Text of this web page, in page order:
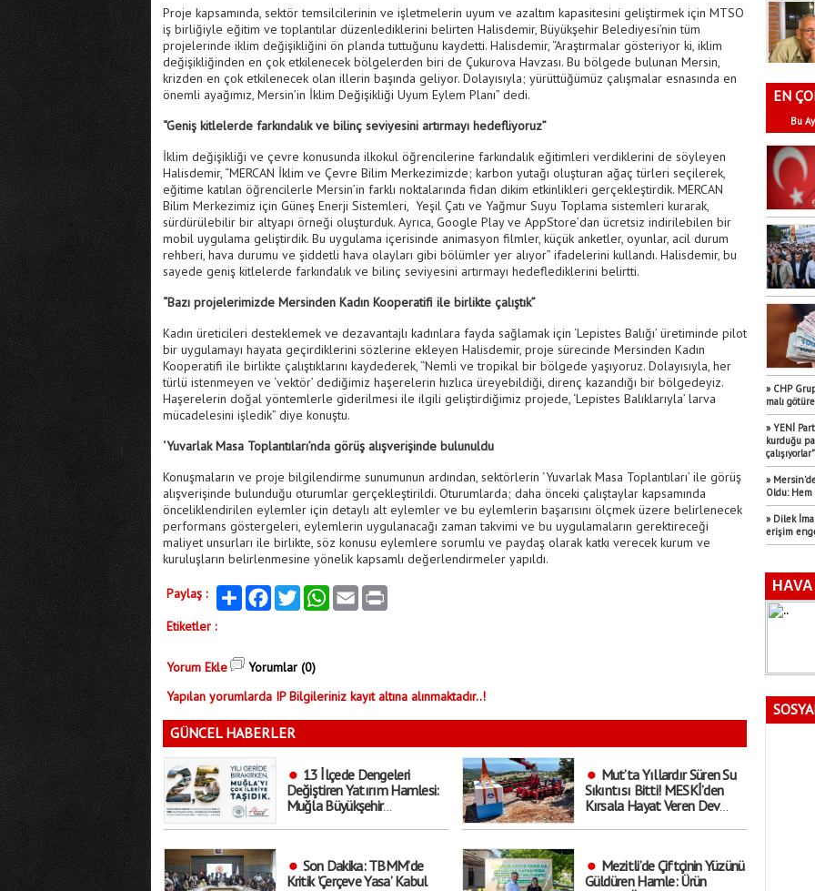
Proje kapsamında, sektör temsilcilerinin ve işletmelerin uyum ve azaltım kapasitesini geliştirmek için MTSO
iş birliğiyle eğitim ve toplantılar düzenlediklerini belirten Halisdemir, Büyükşehir Belediyesi’nin tüm
projelerinde iklim değişikliğini ön planda tuttuğunu kaydetti. Halisdemir, “Araştırmalar gösteriyor ki, iklim
değişikliğinden en çok etkilenecek bölgelerden biri de Çukurova Havzası. Bu bölgede bulunan Mersin,
krizden en çok etkilenecek olan illerin başında geliyor. Dolayısıyla; yürüttüğümüz çalışmalar esnasında en
önemli ayağımız, Mersin’in İklim Değişikliği Uyum Eylem Planı” dedi.
“Geniş kitlelerde farkındalık ve bilinç seviyesini artırmayı hedefliyoruz”
İklim değişikliği ve çevre konusunda ilkokul öğrencilerine farkındalık eğitimleri verdiklerini de söyleyen
Halisdemir, “MERCAN İklim ve Çevre Bilim Merkezimizde; karbon yutağı oluşturan ağaç türleri seçilerek,
eğitime katılan öğrencilerle Mersin’in farklı noktalarında fidan dikim etkinlikleri gerçekleştirdik. MERCAN
Bilim Merkezimiz için Güneş Enerji Sistemleri, Yeşil Çatı ve Yağmur Suyu Toplama sistemleri kurarak,
sürdürülebilir bir altyapı örneği oluşturduk. Ayrıca, Google Play ve AppStore’dan ücretsiz indirilebilen bir
mobil uygulama geliştirdik. Bu uygulama içerisinde animasyon filmler, küçük anketler, oyunlar, acil durum
rehberi, hava durumu ve şiddetli hava olayları gibi bölümler yer alıyor” ifadelerini kullandı. Halisdemir, bu
sayede geniş kitlelerde farkındalık ve bilinç seviyesini artırmayı hedeflediklerini belirtti.
“Bazı projelerimizde Mersinden Kadın Kooperatifi ile birlikte çalıştık”
Kadın üreticileri desteklemek ve dezavantajlı kadınlara fayda sağlamak için ‘Lepistes Balığı’ üretiminde pilot
bir uygulamayı hayata geçirdiklerini sözlerine ekleyen Halisdemir, proje sürecinde Mersinden Kadın
Kooperatifi ile birlikte çalıştıklarını kaydederek, “Nemli ve tropikal bir bölgede yaşıyoruz. Dolayısıyla, her
türlü istenmeyen ve ‘vektör’ dediğimiz haşerelerin hızlıca üreyebildiği, direnç kazandığı bir bölgedeyiz.
Haşerelerin doğal yöntemlerle giderilmesi ile ilgili geliştirdiğimiz projede, ‘Lepistes Balıklarıyla’ larva
mücadelesini işledik” diye konuştu.
‘Yuvarlak Masa Toplantıları’nda görüş alışverişinde bulunuldu
Konuşmaların ve proje bilgilendirme sunumunun ardından, sektörlerin ‘Yuvarlak Masa Toplantıları’ ile görüş
alışverişinde bulunduğu oturumlar gerçekleştirildi. Oturumlarda; daha önceki çalıştaylar kapsamında
önceliklendirilen eylemler için detaylı alt eylemler ve bu eylemlerin başarısını ölçmek üzere belirlenecek
performans göstergeleri, eylemlerin uygulanacağı zaman takvimi ve bu uygulamaların gerektireceği
maliyet unsurları ile birlikte, söz konusu eylemlere sorumlu ve paydaş olarak katkı verecek kurum ve
kuruluşların belirlenmesine yönelik kapsamlı değerlendirmeler yapıldı.
Paylaş : Paylaş FacebookTwitter WhatsAppEmail
Etiketler :
Yorum Ekle
Yorumlar (0)
Yapılan yorumlarda IP Bilgileriniz kayıt altına alınmaktadır..!
GÜNCEL HABERLER
13 İlçede Dengeleri
Değiştiren Yatırım Hamlesi:
Muğla Büyükşehir
Mut’ta Yıllardır Süren Su
Sıkıntısı Bitti! MESKİ’den
Kırsala Hayat Veren Dev
Son Dakika: TBMM’de
Kritik ’Çerçeve Yasa’ Kabul
Mezitli’de Çiftçinin Yüzünü
Güldüren Hamle: Ürün
EN
Bu Ay
» CHP
malı
» YENİ
kurduğu
çalışıyorlar"
»
Oldu:
» Dilek
erişim